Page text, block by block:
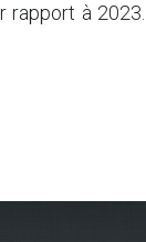
rapport à 2023.